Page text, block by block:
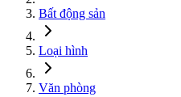
Bất động sản
Loại hình
Văn phòng